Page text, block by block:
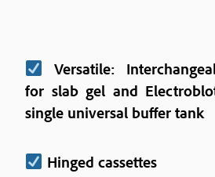
Versatile:
for slab gel and
single universal buffer tank
Hinged cassettes